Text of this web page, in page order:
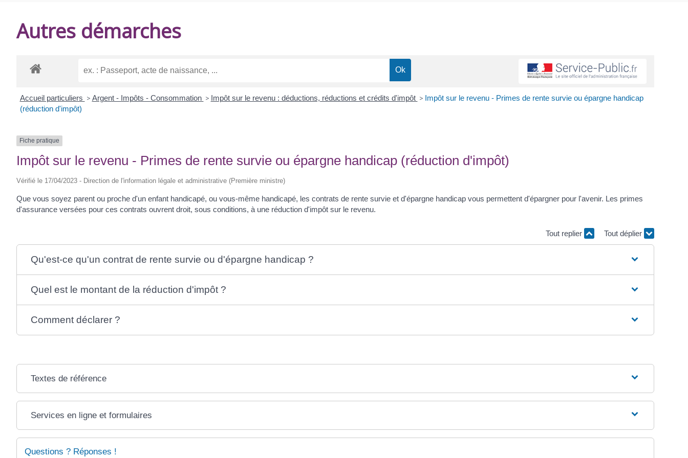
Autres démarches
Accueil particuliers > Argent - Impôts - Consommation > Impôt sur le revenu : déductions, réductions et crédits d'impôt > Impôt sur le revenu - Primes de rente survie ou épargne handicap
(réduction d'impôt)
Fiche pratique
Impôt sur le revenu - Primes de rente survie ou épargne handicap (réduction d'impôt)
Vérifié le 17/04/2023 - Direction de l'information légale et administrative (Première ministre)
Que vous soyez parent ou proche d'un enfant handicapé, ou vous-même handicapé, les contrats de rente survie et d'épargne handicap vous permettent d'épargner pour l'avenir. Les primes
d'assurance versées pour ces contrats ouvrent droit, sous conditions, à une réduction d'impôt sur le revenu.
Tout replier Tout déplier
Qu'est-ce qu'un contrat de rente survie ou d'épargne handicap ?
Quel est le montant de la réduction d'impôt ?
Comment déclarer ?
Textes de référence
Services en ligne et formulaires
Questions ? Réponses !